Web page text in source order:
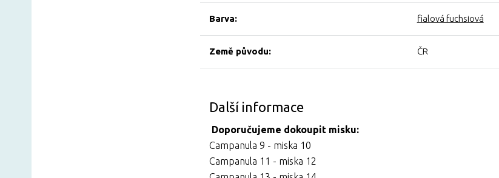
Barva: fialová fuchsiová
Země původu: ČR
Další informace
Doporučujeme dokoupit misku:
Campanula 9 - miska 10
Campanula 11 - miska 12